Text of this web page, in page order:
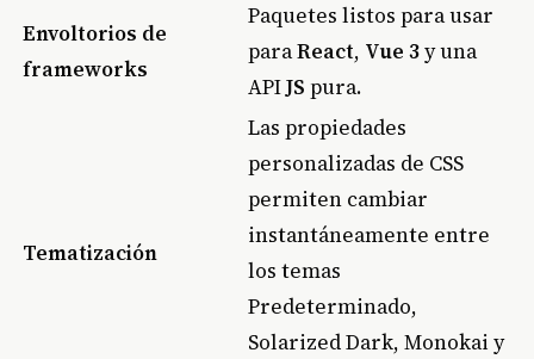
Envoltorios de
frameworks
Paquetes listos para usar
paraReact, Vue 3y una
APIJS pura.
Tematización
Las propiedades
personalizadas de CSS
permiten cambiar
instantáneamente entre
los temas
Predeterminado,
Solarized Dark, Monokai y